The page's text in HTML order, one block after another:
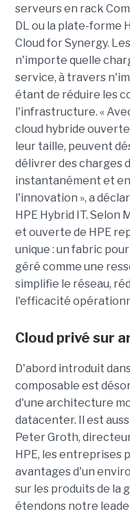
serveurs en rack
DL ou la plate-forme
Cloud for Synergy.
n'importe quelle
service, à travers
étant de réduire les
l'infrastructure. «
cloud hybride
leur taille, peuvent
délivrer des charges
instantanément et
l'innovation », a
HPE Hybrid IT. Selon
et ouverte de HPE
unique : un fabric
géré comme une
simplifie le réseau,
l'efficacité
Cloud privé sur
D'abord introduit
composable est
d'une architecture
datacenter. Il est
Peter Groth,
HPE, les entreprises
avantages d'un
sur les produits de la
étendons notre